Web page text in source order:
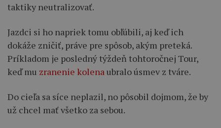
taktiky neutralizovať.
Jazdci si ho napriek tomu obľúbili, aj keď ich
dokáže zničiť, práve pre spôsob, akým preteká.
Príkladom je posledný týždeň tohtoročnej Tour,
keď mu zranenie kolenaubralo úsmev z tváre.
Do cieľa sa síce neplazil, no pôsobil dojmom, že by
už chcel mať všetko za sebou.